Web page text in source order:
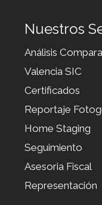
Nuestros
Análisis
Valencia SIC
Certificados
Reportaje
Home Staging
Seguimiento
Asesoria Fiscal
Representación